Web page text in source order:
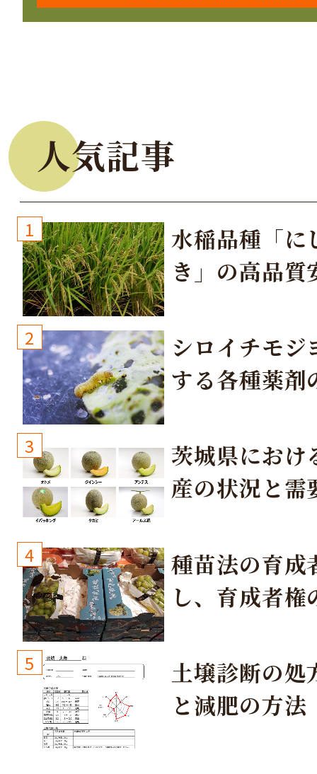
人気記事
1
水稲品種「に
き」の高品質
2
シロイチモジ
する各種薬剤
3
茨城県におけ
産の状況と需
4
種苗法の育成
し、育成者権
しょう！
5
土壌診断の処
と減肥の方法